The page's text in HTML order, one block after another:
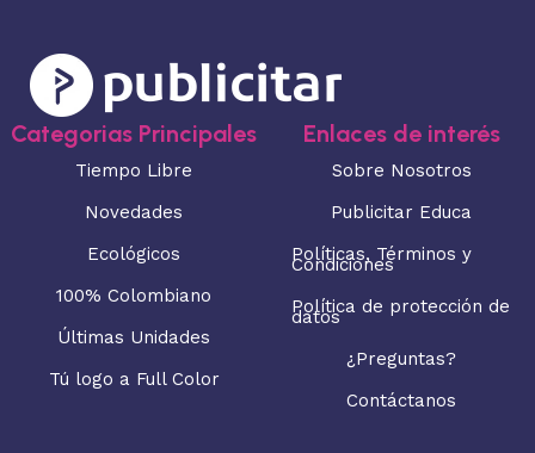
Categorias Principales
Tiempo Libre
Novedades
Ecológicos
100% Colombiano
Últimas Unidades
Tú logo a Full Color
Enlaces de interés
Sobre Nosotros
Publicitar Educa
Políticas, Términos y
Condiciones
Política de protección de
datos
¿Preguntas?
Contáctanos